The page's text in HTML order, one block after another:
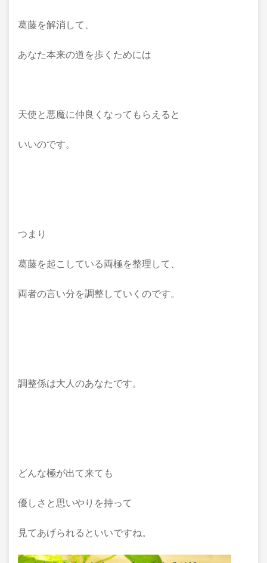
葛藤を解消して、
あなた本来の道を歩くためには
天使と悪魔に仲良くなってもらえると
いいのです。
つまり
葛藤を起こしている両極を整理して、
両者の言い分を調整していくのです。
調整係は大人のあなたです。
どんな極が出て来ても
優しさと思いやりを持って
見てあげられるといいですね。